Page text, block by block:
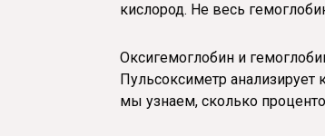
кислород. Не весь
Оксигемоглобин и
Пульсоксиметр
мы узнаем, сколько